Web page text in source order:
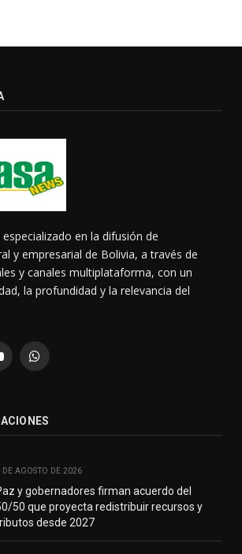
en la difusión de
y empresarial de Bolivia, a través de
y canales multiplataforma, con un
la profundidad y la relevancia del
WhatsApp
DE AGOSTO DE 2026
y gobernadores firman acuerdo del
50 que proyecta redistribuir recursos y
desde 2027